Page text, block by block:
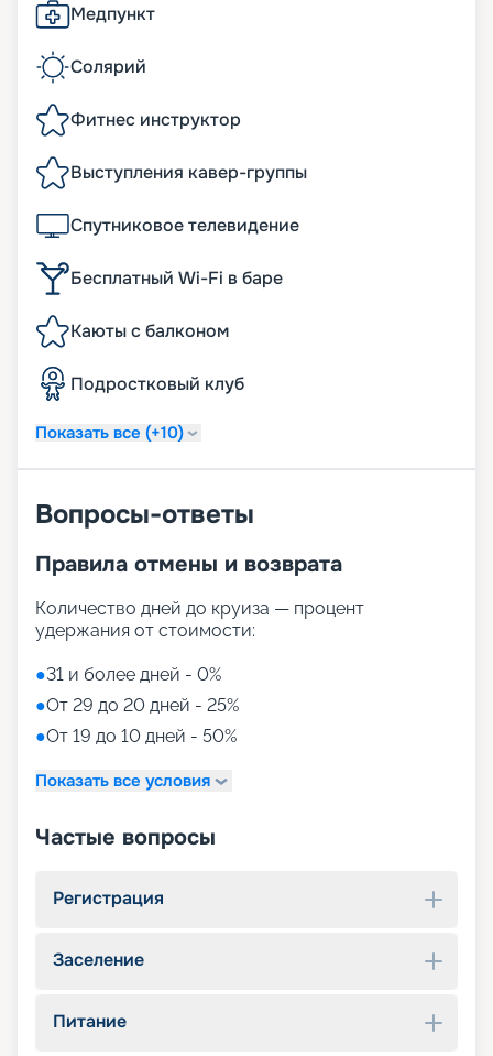
Медпункт
Солярий
Фитнес инструктор
Выступления кавер-группы
Спутниковое телевидение
Бесплатный Wi-Fi в баре
Каюты с балконом
Подростковый клуб‎
Показать все (+10)
Вопросы-ответы
Правила отмены и возврата
Количество дней до круиза — процент
удержания от стоимости:
●31 и более дней - 0%
●От 29 до 20 дней - 25%
●От 19 до 10 дней - 50%
Показать все условия
Частые вопросы
Регистрация
Заселение
Питание